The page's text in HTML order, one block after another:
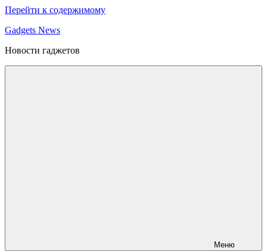
Перейти к содержимому
Gadgets News
Новости гаджетов
Меню